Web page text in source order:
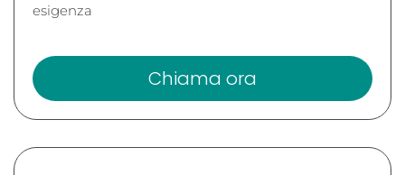
esigenza
Chiama ora